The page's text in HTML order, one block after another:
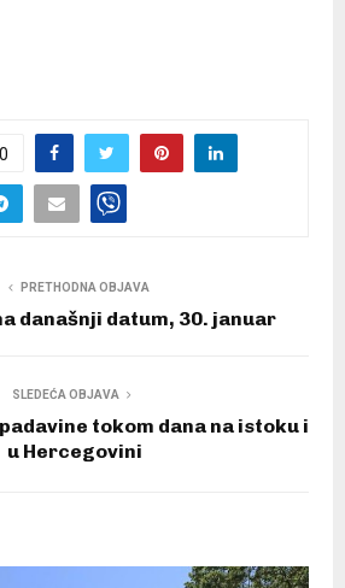
0
PRETHODNA OBJAVA
današnji datum, 30. januar
SLEDEĆA OBJAVA
tokom dana na istoku i
u Hercegovini